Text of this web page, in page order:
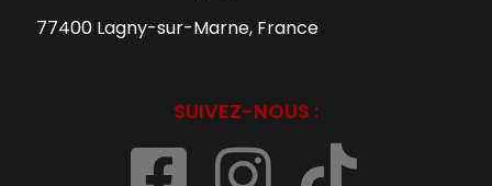
77400 Lagny-sur-Marne, France
SUIVEZ-NOUS :